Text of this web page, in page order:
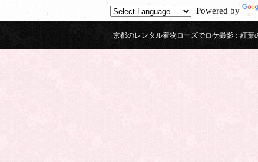
Powered by
京都のレンタル着物ローズでロケ撮影：紅